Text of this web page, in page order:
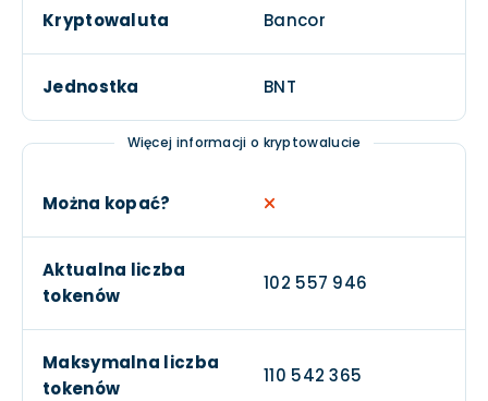
Kryptowaluta Bancor
Jednostka BNT
Więcej informacji o kryptowalucie
Można kopać?
Aktualna liczba
tokenów
102 557 946
Maksymalna liczba
tokenów
110 542 365